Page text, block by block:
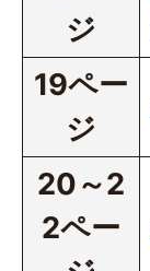
ジ
19ペー
ジ
20～2
2ペー